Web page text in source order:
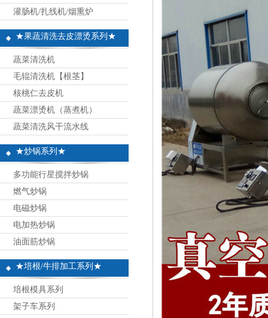
灌肠机/扎线机/烟熏炉
★果蔬清洗去皮漂烫系列★
蔬菜清洗机
毛辊清洗机【根茎】
核桃仁去皮机
蔬菜漂烫机（蒸煮机）
蔬菜清洗风干流水线
★炒锅系列★
多功能行星搅拌炒锅
燃气炒锅
电磁炒锅
电加热炒锅
油面筋炒锅
★培根/牛排加工系列★
培根模具系列
架子车系列